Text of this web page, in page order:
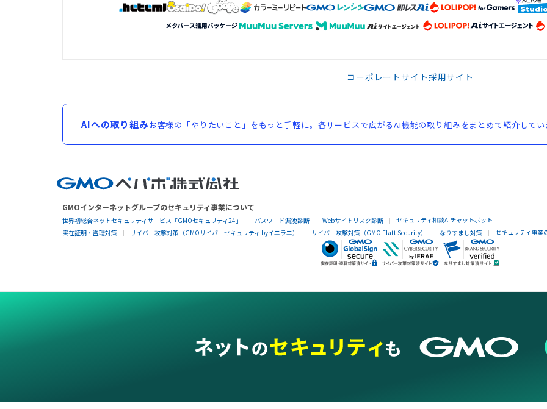
コーポレートサイト採用サイト
AIへの取り組みお客様の「やりたいこと」をもっと手軽に。各サービスで広がるAI機能の取り組みをまとめて紹介して
GMOインターネットグループのセキュリティ事業について
世界初総合ネットセキュリティサービス「GMOセキュリティ24」 パスワード漏洩診断 Webサイトリスク診断
セキュリティ相談AIチャットボット
実在証明・盗聴対策
サイバー攻撃対策（GMOサイバーセキュリティ byイエラエ） サイバー攻撃対策（GMO Flatt Security） なりすまし対策 セキュリティ事業